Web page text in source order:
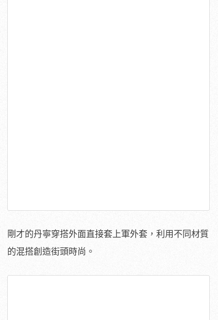
剛才的丹寧穿搭外面直接套上軍外套，利用不同材質
的混搭創造街頭時尚。